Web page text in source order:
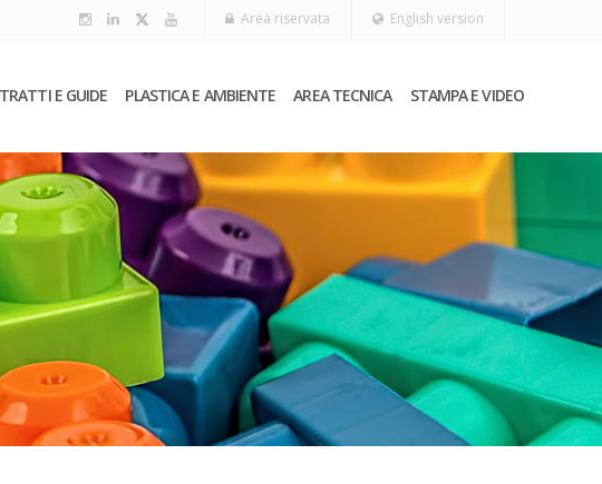
English version
Area riservata
E GUIDE PLASTICA E AMBIENTE AREA TECNICA STAMPA E VIDEO